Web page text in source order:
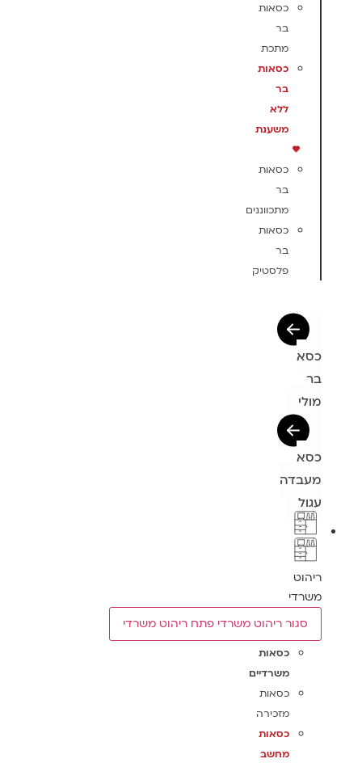
כסאות
בר
מתכת
כסאות
בר
ללא
משענת
כסאות
בר
מתכווננים
כסאות
בר
פלסטיק
כסא
בר
מולי
כסא
מעבדה
עגול
ריהוט
משרדי
סגור ריהוט משרדי פתח ריהוט משרדי
כסאות
משרדיים
כסאות
מזכירה
כסאות
מחשב